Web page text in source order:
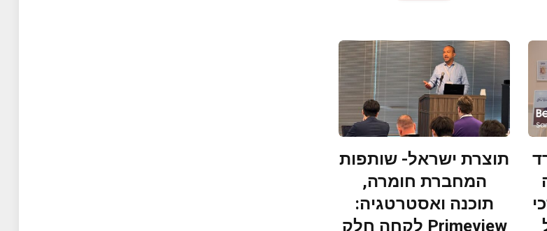
תוצרת ישראל- שותפות
המחברת חומרה,
תוכנה ואסטרטגיה:
Primeview לקחה חלק